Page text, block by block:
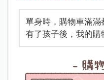
單身時，購物車滿滿
有了孩子後，我的